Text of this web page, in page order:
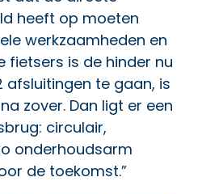
heeft op moeten
werkzaamheden en
fietsers is de hinder nu
afsluitingen te gaan, is
zover. Dan ligt er een
circulair,
onderhoudsarm
de toekomst.”